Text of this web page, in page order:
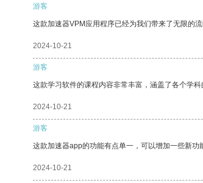
游客
这款加速器VPM应用程序已经为我们带来了无限的流
2024-10-21
游客
这款学习软件的课程内容非常丰富，涵盖了各个学
2024-10-21
游客
这款加速器app的功能有点单一，可以增加一些新功
2024-10-21